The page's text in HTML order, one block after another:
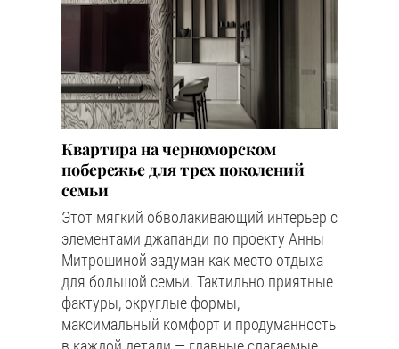
Квартира на черноморском
побережье для трех поколений
семьи
Этот мягкий обволакивающий интерьер с
элементами джапанди по проекту Анны
Митрошиной задуман как место отдыха
для большой семьи. Тактильно приятные
фактуры, округлые формы,
максимальный комфорт и продуманность